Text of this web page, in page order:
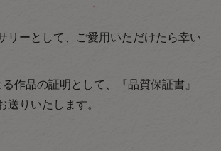
リーとして、ご愛用いただけたら幸い
作品の証明として、『品質保証書』
りいたします。